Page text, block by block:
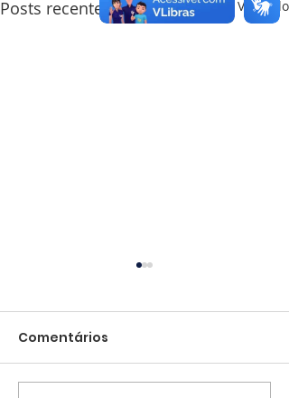
Posts recentes Ver tudo
Comentários